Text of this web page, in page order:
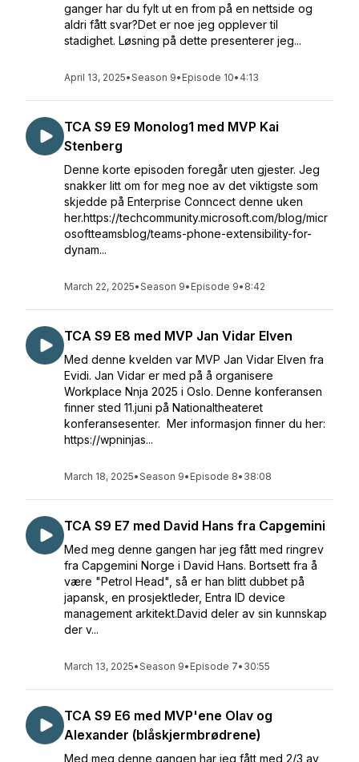
ganger har du fylt ut en from på en nettside og
aldri fått svar?Det er noe jeg opplever til
stadighet. Løsning på dette presenterer jeg...
April 13, 2025•Season 9• Episode 10• 4:13
TCA S9 E9 Monolog1 med MVP Kai
Stenberg
Denne korte episoden foregår uten gjester. Jeg
snakker litt om for meg noe av det viktigste som
skjedde på Enterprise Conncect denne uken
her.https://techcommunity.microsoft.com/blog/micr
osoftteamsblog/teams-phone-extensibility-for-
dynam...
March 22, 2025•Season 9• Episode 9• 8:42
TCA S9 E8 med MVP Jan Vidar Elven
Med denne kvelden var MVP Jan Vidar Elven fra
Evidi. Jan Vidar er med på å organisere
Workplace Nnja 2025 i Oslo. Denne konferansen
finner sted 11.juni på Nationaltheateret
konferansesenter. Mer informasjon finner du her:
https://wpninjas...
March 18, 2025•Season 9• Episode 8• 38:08
TCA S9 E7 med David Hans fra Capgemini
Med meg denne gangen har jeg fått med ringrev
fra Capgemini Norge i David Hans. Bortsett fra å
være "Petrol Head", så er han blitt dubbet på
japansk, en prosjektleder, Entra ID device
management arkitekt.David deler av sin kunnskap
der v...
March 13, 2025•Season 9• Episode 7• 30:55
TCA S9 E6 med MVP'ene Olav og
Alexander (blåskjermbrødrene)
Med meg denne gangen har jeg fått med 2/3 av